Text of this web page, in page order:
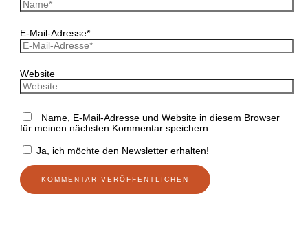
E-Mail-Adresse*
Website
Name, E-Mail-Adresse und Website in diesem Browser
für meinen nächsten Kommentar speichern.
Ja, ich möchte den Newsletter erhalten!